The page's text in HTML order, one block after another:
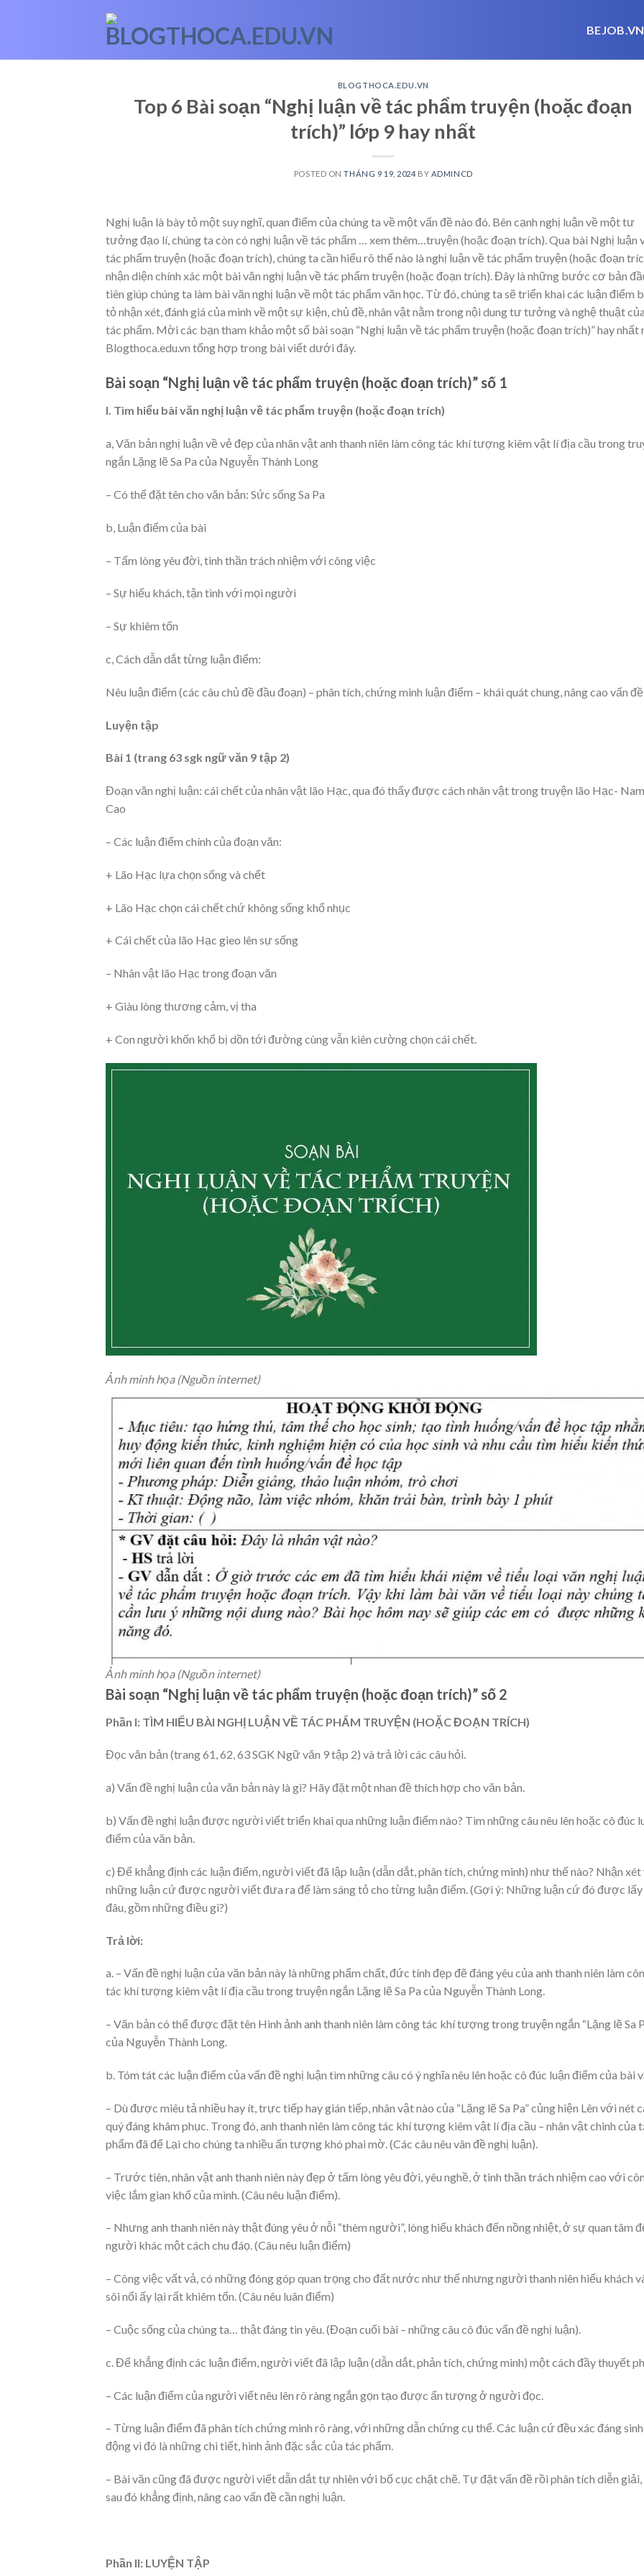
BEJOB.VN
BLOGTHOCA.EDU.VN
Top 6 Bài soạn “Nghị luận về tác phẩm truyện (hoặc đoạn
trích)” lớp 9 hay nhất
POSTED ONTHÁNG 9 19, 2024 BY ADMINCD
Nghị luận là bày tỏ một suy nghĩ, quan điểm của chúng ta về một vấn đề nào đó. Bên cạnh nghị luận về một tư
tưởng đạo lí, chúng ta còn có nghị luận về tác phẩm
… xem thêm… truyện (hoặc đoạn trích). Qua bài Nghị luận
tác phẩm truyện (hoặc đoạn trích), chúng ta cần hiểu rõ thế nào là nghị luận về tác phẩm truyện (hoặc đoạn
nhận diện chính xác một bài văn nghị luận về tác phẩm truyện (hoặc đoạn trích). Đây là những bước cơ bản
tiên giúp chúng ta làm bài văn nghị luận về một tác phẩm văn học. Từ đó, chúng ta sẽ triển khai các luận điểm
tỏ nhận xét, đánh giá của mình về một sự kiện, chủ đề, nhân vật nằm trong nội dung tư tưởng và nghệ thuật của
tác phẩm. Mời các bạn tham khảo một số bài soạn “Nghị luận về tác phẩm truyện (hoặc đoạn trích)” hay nhất
Blogthoca.edu.vn tổng hợp trong bài viết dưới đây.
Bài soạn “Nghị luận về tác phẩm truyện (hoặc đoạn trích)” số 1
I. Tìm hiểu bài văn nghị luận về tác phẩm truyện (hoặc đoạn trích)
a, Văn bản nghị luận về vẻ đẹp của nhân vật anh thanh niên làm công tác khí tượng kiêm vật lí địa cầu trong
ngắn Lặng lẽ Sa Pa của Nguyễn Thành Long
– Có thể đặt tên cho văn bản: Sức sống Sa Pa
b, Luận điểm của bài
– Tấm lòng yêu đời, tinh thần trách nhiệm với công việc
– Sự hiếu khách, tận tình với mọi người
– Sự khiêm tốn
c, Cách dẫn dắt từng luận điểm:
Nêu luận điểm (các câu chủ đề đầu đoạn) – phân tích, chứng minh luận điểm – khái quát chung, nâng cao vấn đề.
Luyện tập
Bài 1 (trang 63 sgk ngữ văn 9 tập 2)
Đoạn văn nghị luận: cái chết của nhân vật lão Hạc, qua đó thấy được cách nhân vật trong truyện lão Hạc- Nam
Cao
– Các luận điểm chính của đoạn văn:
+ Lão Hạc lựa chọn sống và chết
+ Lão Hạc chọn cái chết chứ không sống khổ nhục
+ Cái chết của lão Hạc gieo lên sự sống
– Nhân vật lão Hạc trong đoạn văn
+ Giàu lòng thương cảm, vị tha
+ Con người khốn khổ bị dồn tới đường cùng vẫn kiên cường chọn cái chết.
Ảnh minh họa (Nguồn internet)
Ảnh minh họa (Nguồn internet)
Bài soạn “Nghị luận về tác phẩm truyện (hoặc đoạn trích)” số 2
Phần I: TÌM HIỂU BÀI NGHỊ LUẬN VỀ TÁC PHẨM TRUYỆN (HOẶC ĐOẠN TRÍCH)
Đọc văn bản (trang 61, 62, 63 SGK Ngữ văn 9 tập 2) và trả lời các câu hỏi.
a) Vấn đề nghị luận của văn bản này là gì? Hãy đặt một nhan đề thích hợp cho văn bản.
b) Vấn đề nghị luận được người viết triển khai qua những luận điểm nào? Tìm những câu nêu lên hoặc cô đúc
điểm của văn bản.
c) Để khẳng định các luận điểm, người viết đã lập luận (dẫn dắt, phân tích, chứng minh) như thế nào? Nhận xét
những luận cứ được người viết đưa ra để làm sáng tỏ cho từng luận điểm. (Gợi ý: Những luận cứ đó được
đâu, gồm những điều gì?)
Trả lời:
a. – Vấn đề nghị luận của văn bản này là những phẩm chất, đức tính đẹp đẽ đáng yêu của anh thanh niên làm
tác khí tượng kiêm vật lí địa cầu trong truyện ngắn Lặng lẽ Sa Pa của Nguyễn Thành Long.
– Văn bản có thể được đặt tên Hình ảnh anh thanh niên làm công tác khí tượng trong truyện ngắn “Lặng lẽ Sa
của Nguyễn Thành Long.
b. Tóm tát các luận điểm của vấn đề nghị luận tìm những câu có ý nghĩa nêu lên hoặc cô đúc luận điểm của bài
– Dù được miêu tả nhiều hay ít, trực tiếp hay gián tiếp, nhân vật nào của “Lặng lẽ Sa Pa” củng hiện Lên với nét
quý đáng khâm phục. Trong đó, anh thanh niên làm công tác khí tượng kiêm vật lí địa cầu – nhân vật chinh của
phẩm đã để Lại cho chúng ta nhiều ấn tượng khó phai mờ. (Các câu nêu vân đề nghị luận).
– Trước tiên, nhân vật anh thanh niên này đẹp ở tấm lòng yêu đời, yêu nghề, ở tinh thần trách nhiệm cao với
việc lắm gian khổ của mình. (Câu nêu luận điểm).
– Nhưng anh thanh niên này thật đúng yêu ở nỗi “thèm người”, lòng hiếu khách đến nồng nhiệt, ở sự quan tâm
người khác một cách chu đáọ. (Câu nêu luận điểm)
– Công việc vất vả, có những đóng góp quan trọng cho đất nước như thế nhưng người thanh niên hiếu khách
sôi nổi ấy lại rất khiêm tốn. (Câu nêu luân điểm)
– Cuộc sống của chúng ta… thật đáng tin yêu. (Đoạn cuối bài – những câu cô đúc vấn đề nghị luận).
c. Để khẳng định các luận điểm, người viết đã lập luận (dẫn dắt, phản tích, chứng minh) một cách đầy thuyết
– Các luận điểm của người viết nêu lên rõ ràng ngắn gọn tạo được ấn tượng ở người đọc.
– Từng luận điểm đã phân tích chứng minh rõ ràng, với những dẫn chứng cụ thể. Các luận cứ đều xác đáng sinh
động vì đó là những chi tiết, hình ảnh đặc sắc của tác phẩm.
– Bài văn cũng đã được người viết dẫn dắt tự nhiên với bố cục chặt chẽ. Tự đặt vấn đề rồi phân tích diễn giải,
sau đó khẳng định, nâng cao vấn đề cần nghị luận.
Phần II: LUYỆN TẬP